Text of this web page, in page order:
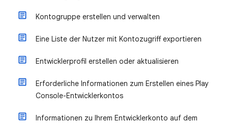
Kontogruppe erstellen und verwalten
Eine Liste der Nutzer mit Kontozugriff exportieren
Entwicklerprofil erstellen oder aktualisieren
Erforderliche Informationen zum Erstellen eines Play
Console-Entwicklerkontos
Informationen zu Ihrem Entwicklerkonto auf dem